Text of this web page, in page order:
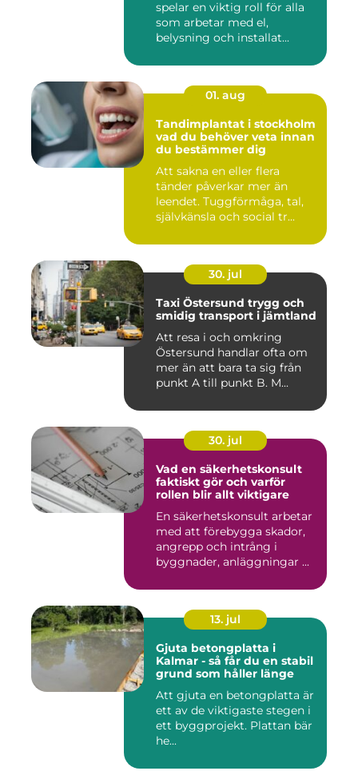
spelar en viktig roll för alla
som arbetar med el,
belysning och installat...
01. aug
Tandimplantat i stockholm
vad du behöver veta innan
du bestämmer dig
Att sakna en eller flera
tänder påverkar mer än
leendet. Tuggförmåga, tal,
självkänsla och social tr...
30. jul
Taxi Östersund trygg och
smidig transport i jämtland
Att resa i och omkring
Östersund handlar ofta om
mer än att bara ta sig från
punkt A till punkt B. M...
30. jul
Vad en säkerhetskonsult
faktiskt gör och varför
rollen blir allt viktigare
En säkerhetskonsult arbetar
med att förebygga skador,
angrepp och intrång i
byggnader, anläggningar ...
13. jul
Gjuta betongplatta i
Kalmar - så får du en stabil
grund som håller länge
Att gjuta en betongplatta är
ett av de viktigaste stegen i
ett byggprojekt. Plattan bär
he...